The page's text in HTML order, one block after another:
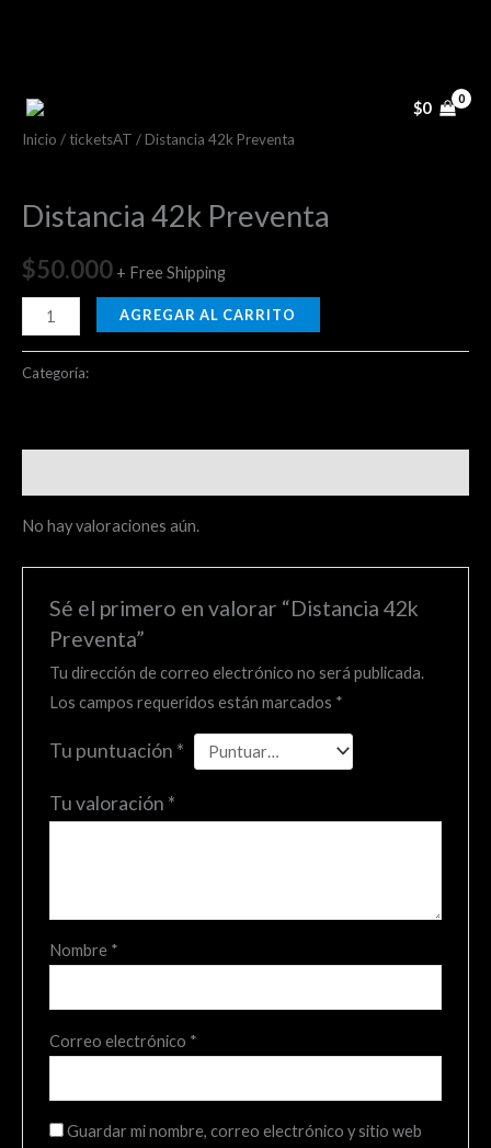
$0
Inicio /ticketsAT / Distancia 42k Preventa
Distancia 42k Preventa
$50.000 + Free Shipping
42k
Preventa
AGREGAR AL CARRITO
Categoría:
No hay valoraciones aún.
Sé el primero en valorar “Distancia 42k
Preventa”
Tu dirección de correo electrónico no será publicada.
Los campos requeridos están marcados *
Tu puntuación *
Tu valoración *
Nombre *
Correo electrónico *
Guardar mi nombre, correo electrónico y sitio web